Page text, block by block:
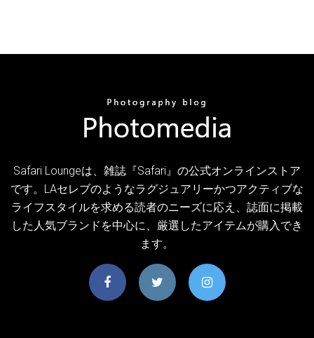
Safari Loungeは、雑誌『Safari』の公式オンラインストア
です。LAセレブのようなラグジュアリーかつアクティブな
ライフスタイルを求める読者のニーズに応え、誌面に掲載
した人気ブランドを中心に、厳選したアイテムが購入でき
ます。